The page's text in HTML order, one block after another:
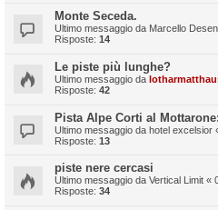
Monte Seceda.
Ultimo messaggio da Marcello
Risposte: 14
Le piste più lunghe?
Ultimo messaggio da
Risposte: 42
Pista Alpe Corti al
Ultimo messaggio da hotel excelsior
Risposte: 13
piste nere cercasi
Ultimo messaggio da Vertical Limit «
Risposte: 34